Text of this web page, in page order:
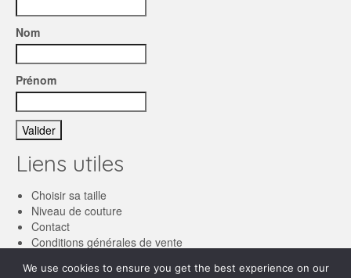
Nom
Prénom
Liens utiles
Choisir sa taille
Niveau de couture
Contact
Conditions générales de vente
We use cookies to ensure you get the best experience on our